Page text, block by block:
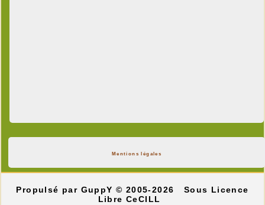
Mentions légales
Propulsé par GuppY© 2005-2026
Sous Licence
Libre CeCILL